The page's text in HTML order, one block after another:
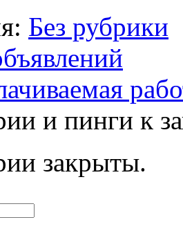
Без рубрики
и пинги к
закрыты.